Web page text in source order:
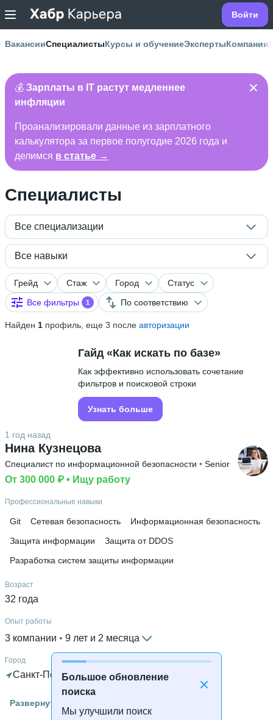
Войти
ВакансииСпециалистыКурсы и обучениеЭкспертыКомпании
💰 Зарплаты в IT растут медленнее
инфляции
Проанализировали данные из зарплатного
калькулятора за первое полугодие 2026 года и
делимся в статье →
Специалисты
Все специализации
Все навыки
Грейд Стаж Город
Статус
Все фильтры
1 По соответствию
Найден 1 профиль, еще 3 после авторизации
Большое обновление
поиска
Мы улучшили поиск
Гайд «Как искать по базе»
Как эффективно использовать сочетание
фильтров и поисковой строки
Узнать больше
Нина Кузнецова
1 год назад
Специалист по информационной безопасности • Senior
От 300 000 ₽ • Ищу работу
Профессиональные навыки
Git Сетевая безопасность
Информационная безопасность
Защита информации
Защита от DDOS
Разработка систем защиты информации
Возраст
32 года
Опыт работы
3 компании 9 лет и 2 месяца
Город
Санкт-Петербург • Готова к удалённой работе
Развернуть